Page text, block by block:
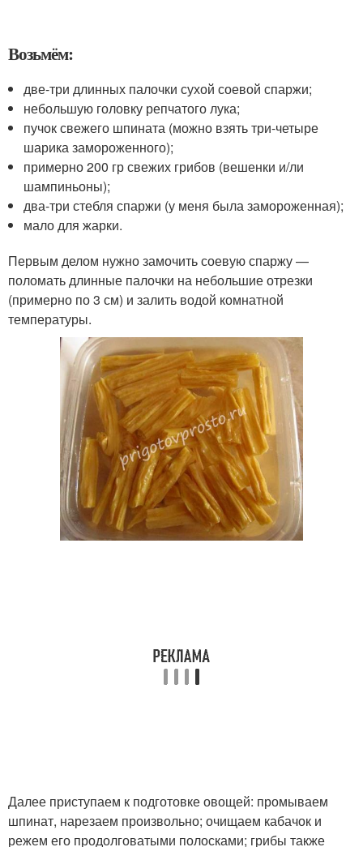
Возьмём:
две-три длинных палочки сухой соевой спаржи;
небольшую головку репчатого лука;
пучок свежего шпината (можно взять три-четыре
шарика замороженного);
примерно 200 гр свежих грибов (вешенки и/ли
шампиньоны);
два-три стебля спаржи (у меня была замороженная);
мало для жарки.
Первым делом нужно замочить соевую спаржу —
поломать длинные палочки на небольшие отрезки
(примерно по 3 см) и залить водой комнатной
температуры.
Далее приступаем к подготовке овощей: промываем
шпинат, нарезаем произвольно; очищаем кабачок и
режем его продолговатыми полосками; грибы также